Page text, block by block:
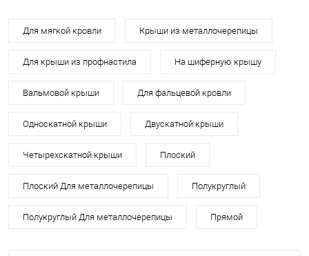
Для мягкой кровли Крыши из металлочерепицы
Для крыши из профнастила На шиферную крышу
Вальмовой крыши Для фальцевой кровли
Односкатной крыши Двускатной крыши
Четырехскатной крыши Плоский
Плоский Для металлочерепицы Полукруглый
Полукруглый Для металлочерепицы Прямой